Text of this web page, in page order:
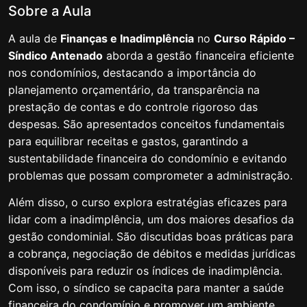
parte 1
Aula 01 – Finanças e Inadimplência –
Parte 2
Aula 02 – Finanças e Inadimplência 01:52:12
Tecnologia e I.A (Inteligência Artificial)
Sobre a Aula
A aula de Finanças e Inadimplência no Curso Rápido –
Síndico Antenado aborda a gestão financeira eficiente
nos condomínios, destacando a importância do
planejamento orçamentário, da transparência na
prestação de contas e do controle rigoroso das
despesas. São apresentados conceitos fundamentais
para equilibrar receitas e gastos, garantindo a
sustentabilidade financeira do condomínio e evitando
problemas que possam comprometer a administração.
Além disso, o curso explora estratégias eficazes para
lidar com a inadimplência, um dos maiores desafios da
gestão condominial. São discutidas boas práticas para
a cobrança, negociação de débitos e medidas jurídicas
disponíveis para reduzir os índices de inadimplência.
Com isso, o síndico se capacita para manter a saúde